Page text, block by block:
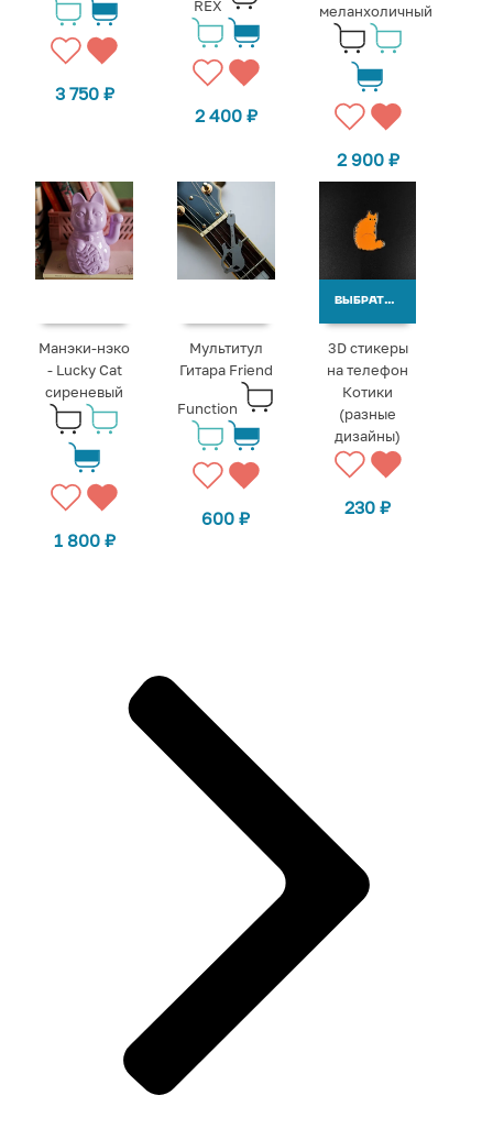
3 750 ₽
REX
2 400 ₽
меланхоличный
2 900 ₽
Манэки-нэко
- Lucky Cat
сиреневый
1 800 ₽
Мультитул
Гитара Friend
Function
600₽
ВЫБРАТЬ ВАРИАНТЫ
3D стикеры
на телефон
Котики
(разные
дизайны)
230₽